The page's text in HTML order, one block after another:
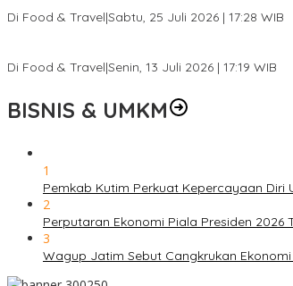
BISNIS & UMKM
1
Pemkab Kutim Perkuat Kepercayaan Diri
2
Perputaran Ekonomi Piala Presiden 2026
3
Wagup Jatim Sebut Cangkrukan